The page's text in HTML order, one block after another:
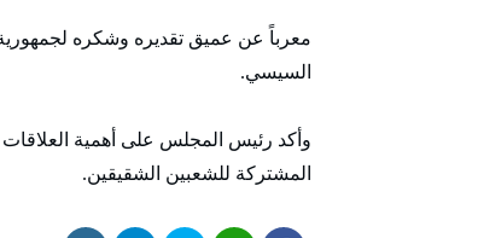
معرباً عن عميق تقديره وشكره
السيسي.
وأكد رئيس المجلس على أهمية العلاقات
المشتركة للشعبين الشقيقين.